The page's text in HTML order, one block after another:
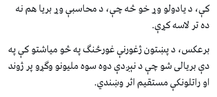
کې، د یادولو وړ خو څه چې، د محاسبې وړ بریا هم نه
ده تر لاسه کړې.
برعکس، د پښتون ژغورنې غورځنګ په څو میاشتو کې په
دې بریالی شو چې د نېږدې دوه سوه ملیونو وګړو پر ژوند
او راتلونکې مستقیم اثر وښندي.